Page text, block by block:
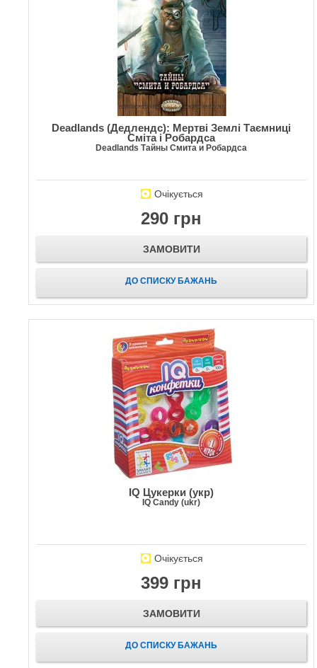
Deadlands (Дедлендс): Мертві Землі Таємниці
Сміта і Робардса
Deadlands Тайны Смита и Робардса
Очікується
290 грн
ЗАМОВИТИ
ДО СПИСКУ БАЖАНЬ
IQ Цукерки (укр)
IQ Candy (ukr)
Очікується
399 грн
ЗАМОВИТИ
ДО СПИСКУ БАЖАНЬ